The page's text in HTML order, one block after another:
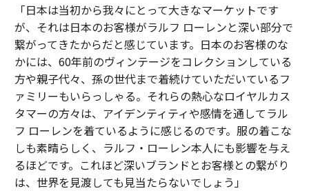
「日本は当初から我々にとって大きなマーケットです
が、それは日本のお客様がラルフ ローレンと深い部分で
繋がってきたからだと感じています。日本のお客様のな
かには、60年前のヴィンテージをコレクションしている
方や親子代々、孫の世代まで着続けていただいているフ
ァミリーもいらっしゃる。それらの熱心なロイヤルカス
タマーの方々は、アイデンティティや感情を通してラル
フ ローレンを着ているように感じるのです。服の着こな
しも素晴らしく、ラルフ・ローレン本人にも影響を与え
るほどです。これほど深いブランドとお客様との繋がり
は、世界を見渡しても見当たらないでしょう」